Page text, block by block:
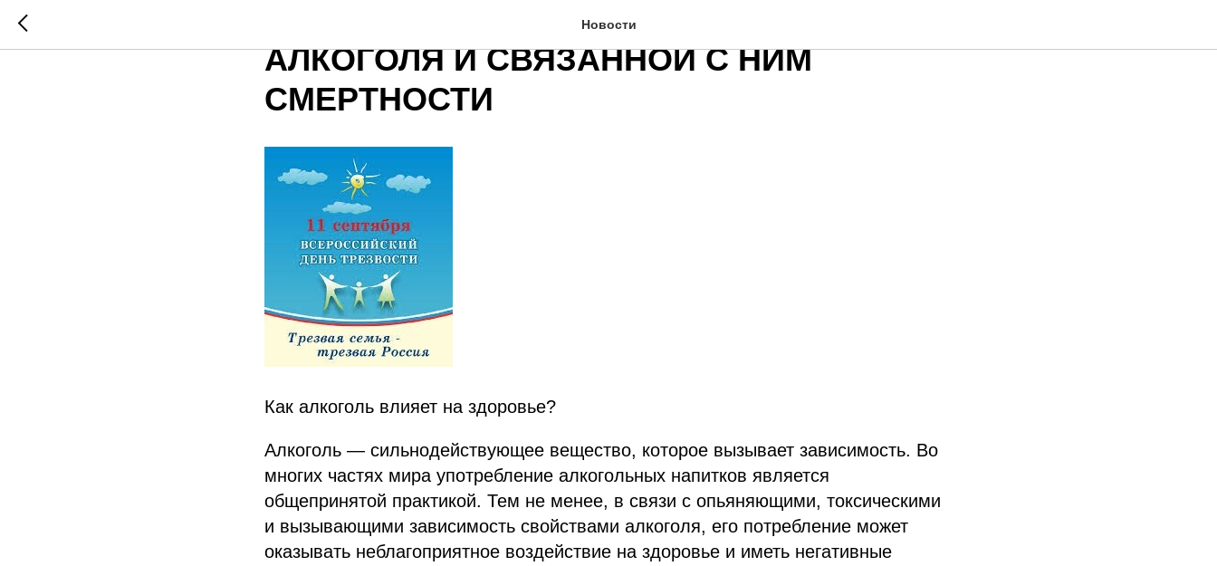
Новости
НЕДЕЛЯ СОКРАЩЕНИЯ ПОТРЕБЛЕНИЯ
АЛКОГОЛЯ И СВЯЗАННОЙ С НИМ
СМЕРТНОСТИ
Как алкоголь влияет на здоровье?
Алкоголь — сильнодействующее вещество, которое вызывает зависимость. Во
многих частях мира употребление алкогольных напитков является
общепринятой практикой. Тем не менее, в связи с опьяняющими, токсическими
и вызывающими зависимость свойствами алкоголя, его потребление может
оказывать неблагоприятное воздействие на здоровье и иметь негативные